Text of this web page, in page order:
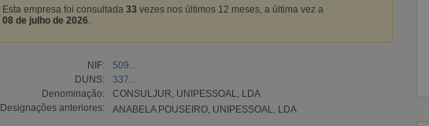
Esta empresa foi consultada 33 vezes nos últimos 12 meses, a última vez a
08 de julho de 2026
NIF:
509...
DUNS:
337...
Denominação:
CONSULJUR, UNIPESSOAL, LDA
Designações anteriores:
ANABELA POUSEIRO, UNIPESSOAL, LDA